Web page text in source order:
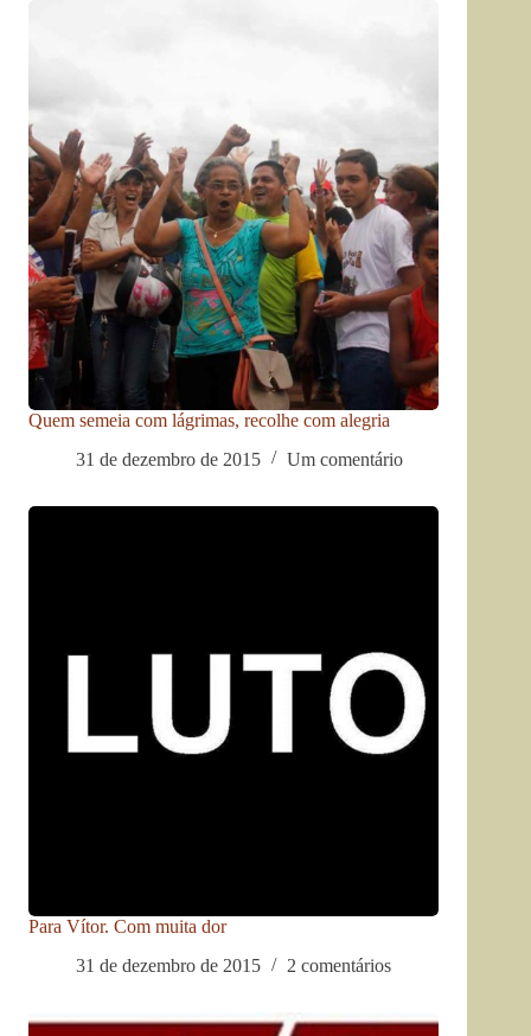
Quem semeia com lágrimas, recolhe com alegria
31 de dezembro de 2015
Um comentário
Para Vítor. Com muita dor
31 de dezembro de 2015
2 comentários